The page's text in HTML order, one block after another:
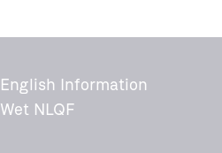
English Information
Wet NLQF